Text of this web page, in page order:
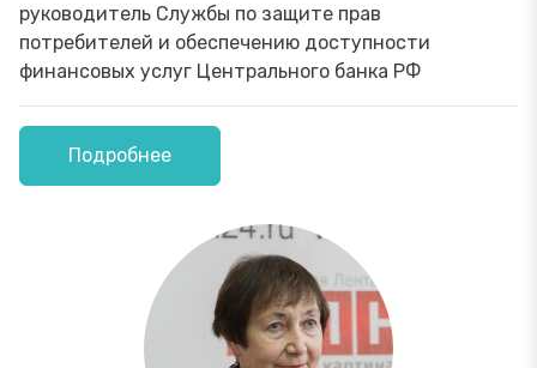
руководитель Службы по защите прав
потребителей и обеспечению доступности
финансовых услуг Центрального банка РФ
Подробнее